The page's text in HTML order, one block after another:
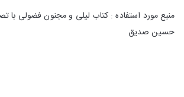
منبع مورد استفاده : کتاب لیلی و مجنون فضولی با
حسین صدیق